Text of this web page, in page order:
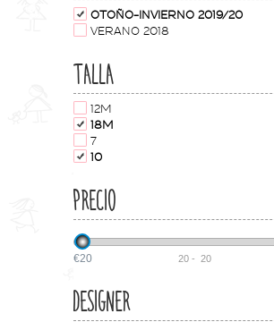
OTOÑO-INVIERNO 2019/20
VERANO 2018
TALLA
12M
18M
7
10
PRECIO
€20 20- 20
DESIGNER